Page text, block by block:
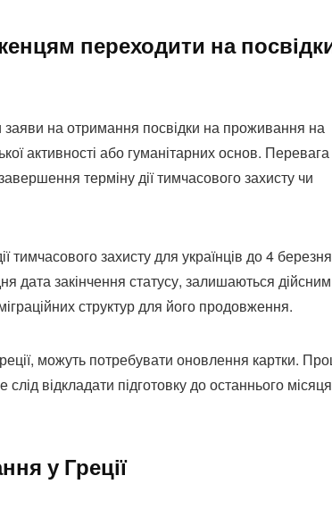
переходити на
на отримання посвідки на проживання на
активності або гуманітарних основ. Перевага
терміну дії тимчасового захисту чи
тимчасового захисту для українців до 4 березня
дата закінчення статусу, залишаються
структур для його продовження.
можуть потребувати оновлення картки.
відкладати підготовку до останнього місяця
у Греції